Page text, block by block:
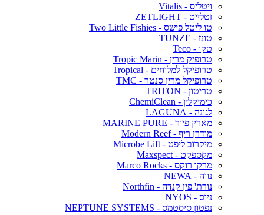
ויטליס - Vitalis
זטלייט - ZETLIGHT
טו ליטל פישס - Two Little Fishies
טונז - TUNZE
טקו - Teco
טרופיק מרין - Tropic Marin
טרופיקל למלוחים - Tropical
טרופיקל מרין סנטר - TMC
טריטון - TRITON
כימיקלין - ChemiClean
לגונה - LAGUNA
מארין פיור - MARINE PURE
מודרן ריף - Modern Reef
מיקרוב ליפט - Microbe Lift
מקספקט - Maxspect
מרקו רוקס - Marco Rocks
נווה - NEWA
נורת' פין קנדה - Northfin
ניוס - NYOS
נפטון סיסטמס - NEPTUNE SYSTEMS